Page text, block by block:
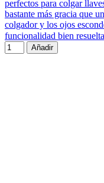
perfectos para colgar
bastante más gracia que
colgador y los ojos
funcionalidad bien
Añadir